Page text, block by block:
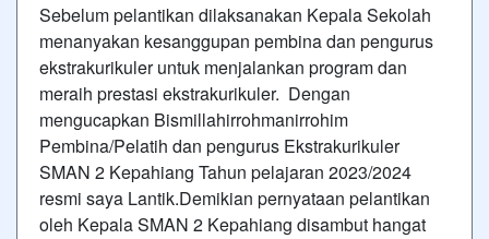
Sebelum pelantikan dilaksanakan Kepala Sekolah
menanyakan kesanggupan pembina dan pengurus
ekstrakurikuler untuk menjalankan program dan
meraih prestasi ekstrakurikuler. Dengan
mengucapkan Bismillahirrohmanirrohim
Pembina/Pelatih dan pengurus Ekstrakurikuler
SMAN 2 Kepahiang Tahun pelajaran 2023/2024
resmi saya Lantik.Demikian pernyataan pelantikan
oleh Kepala SMAN 2 Kepahiang disambut hangat